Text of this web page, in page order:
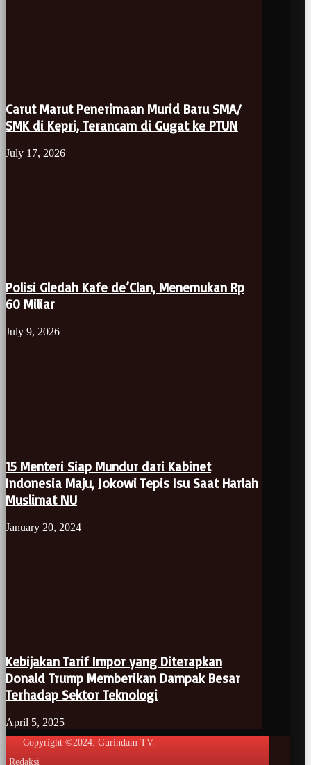
Carut Marut Penerimaan Murid Baru SMA/
SMK di Kepri, Terancam di Gugat ke PTUN
July 17, 2026
Polisi Gledah Kafe de’Clan, Menemukan Rp
60 Miliar
July 9, 2026
15 Menteri Siap Mundur dari Kabinet
Indonesia Maju, Jokowi Tepis Isu Saat Harlah
Muslimat NU
January 20, 2024
Kebijakan Tarif Impor yang Diterapkan
Donald Trump Memberikan Dampak Besar
Terhadap Sektor Teknologi
April 5, 2025
Copyright ©2024. Gurindam TV.
Redaksi